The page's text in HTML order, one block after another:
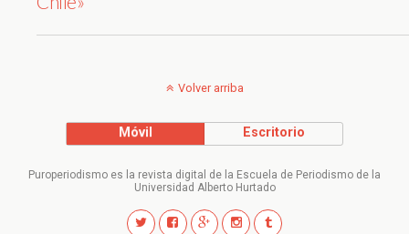
Volver arriba
Móvil Escritorio
Puroperiodismo es la revista digital de la Escuela de Periodismo de la
Universidad Alberto Hurtado